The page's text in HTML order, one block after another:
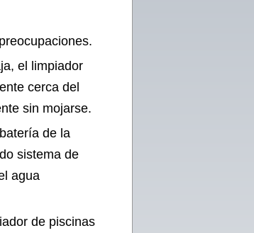
el limpiador
cerca del
sin mojarse.
de la
sistema de
agua
de piscinas